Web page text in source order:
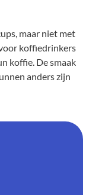
maar niet met
koffiedrinkers
koffie. De smaak
anders zijn